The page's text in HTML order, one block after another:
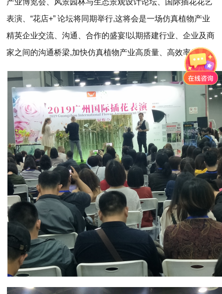
产业博览会、风景园林与生态景观设计论坛、国际插花花艺
表演、“花店+” 论坛将同期举行,这将会是一场仿真植物产业
精英企业交流、沟通、合作的盛宴!以期搭建行业、企业及商
家之间的沟通桥梁,加快仿真植物产业高质量、高效率发展。